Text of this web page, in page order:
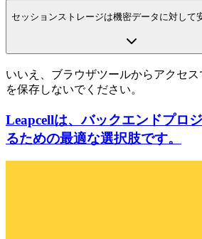
セッションストレージは機密データに対して
いいえ、ブラウザツールからアクセ
を保存しないでください。
Leapcellは、バックエンドプロ
るための最適な選択肢です。